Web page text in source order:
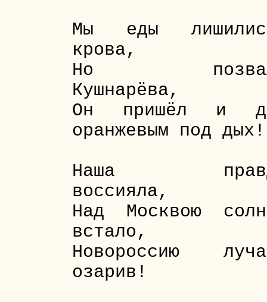
Мы еды
крова,
Но
Кушнарёва,
Он пришёл и
оранжевым под дых!
Наша
воссияла,
Над Москвою
встало,
Новороссию
озарив!